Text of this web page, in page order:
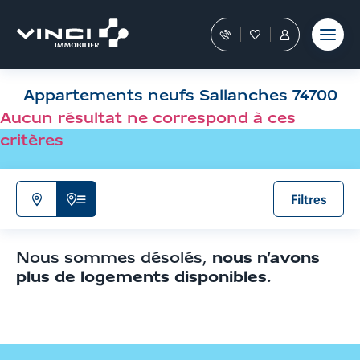
contenu
filtres
de
recherche
aux
résultats
moment
Nos
conseillers
vous
guident
dans
votre
achat
FavorisTous
les
services
sont
dans
votre
Espace
Appartements neufs Sallanches 74700
Aucun résultat ne correspond à ces
critères
N'afficher
carte
Afficher
de
résultats
Filtres
Nous sommes désolés, nous n’avons
plus de logements disponibles.